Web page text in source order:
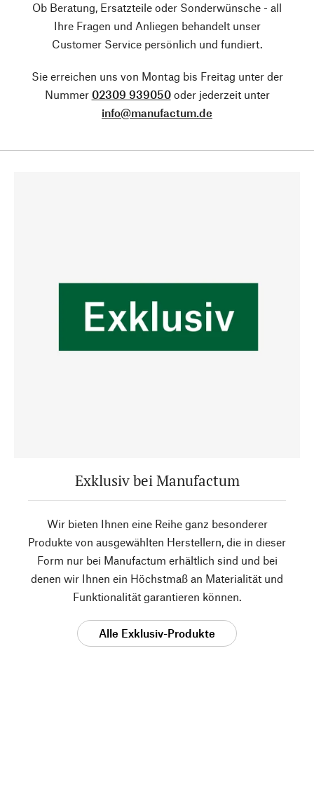
Ob Beratung, Ersatzteile oder Sonderwünsche - all
Ihre Fragen und Anliegen behandelt unser
Customer Service persönlich und fundiert.
Sie erreichen uns von Montag bis Freitag unter der
Nummer 02309 939050oder jederzeit unter
info@manufactum.de
Exklusiv bei Manufactum
Wir bieten Ihnen eine Reihe ganz besonderer
Produkte von ausgewählten Herstellern, die in dieser
Form nur bei Manufactum erhältlich sind und bei
denen wir Ihnen ein Höchstmaß an Materialität und
Funktionalität garantieren können.
Alle Exklusiv-Produkte